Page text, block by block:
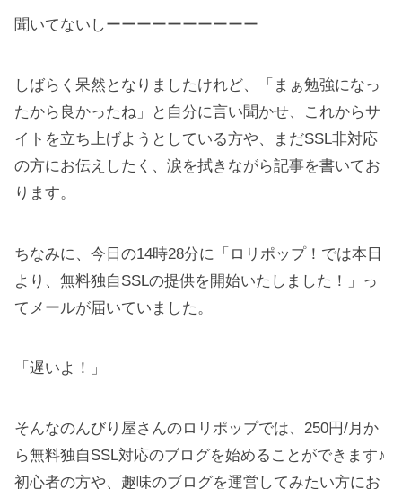
聞いてないしーーーーーーーーーー
しばらく呆然となりましたけれど、「まぁ勉強になっ
たから良かったね」と自分に言い聞かせ、これからサ
イトを立ち上げようとしている方や、まだSSL非対応
の方にお伝えしたく、涙を拭きながら記事を書いてお
ります。
ちなみに、今日の14時28分に「ロリポップ！では本日
より、無料独自SSLの提供を開始いたしました！」っ
てメールが届いていました。
「遅いよ！」
そんなのんびり屋さんのロリポップでは、250円/月か
ら無料独自SSL対応のブログを始めることができます♪
初心者の方や、趣味のブログを運営してみたい方にお